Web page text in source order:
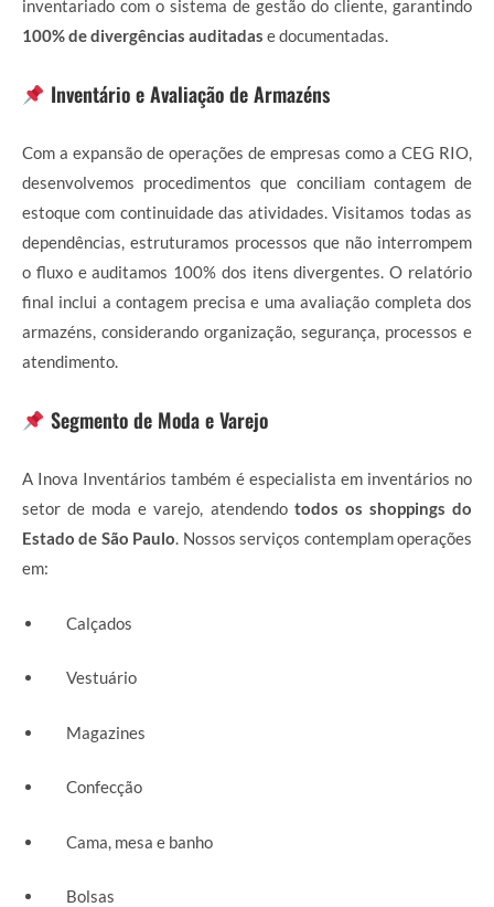
inventariado com o sistema de gestão do cliente, garantindo
100% de divergências auditadas e documentadas.
Inventário e Avaliação de Armazéns
Com a expansão de operações de empresas como a CEG RIO,
desenvolvemos procedimentos que conciliam contagem de
estoque com continuidade das atividades. Visitamos todas as
dependências, estruturamos processos que não interrompem
o fluxo e auditamos 100% dos itens divergentes. O relatório
final inclui a contagem precisa e uma avaliação completa dos
armazéns, considerando organização, segurança, processos e
atendimento.
Segmento de Moda e Varejo
A Inova Inventários também é especialista em inventários no
setor de moda e varejo, atendendo todos os shoppings do
Estado de São Paulo. Nossos serviços contemplam operações
em:
Calçados
Vestuário
Magazines
Confecção
Cama, mesa e banho
Bolsas